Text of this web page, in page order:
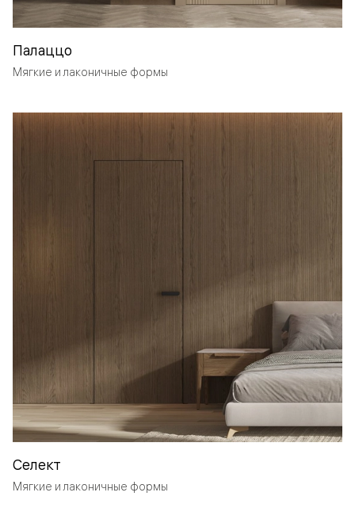
Палаццо
Мягкие и лаконичные формы
Селект
Мягкие и лаконичные формы